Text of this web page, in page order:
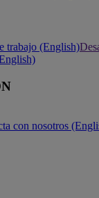
trabajo (English)
con nosotros